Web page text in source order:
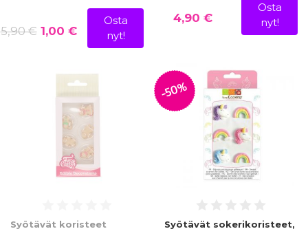
5,90 €1,00 €
Osta
nyt!
4,90 €
Osta
nyt!
Syötävät koristeet
-50%
Syötävät sokerikoristeet,